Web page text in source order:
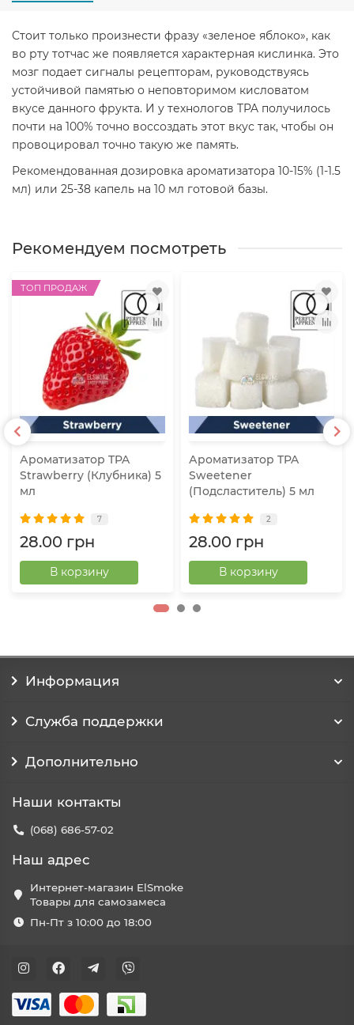
Стоит только произнести фразу «зеленое яблоко», как
во рту тотчас же появляется характерная кислинка. Это
мозг подает сигналы рецепторам, руководствуясь
устойчивой памятью о неповторимом кисловатом
вкусе данного фрукта. И у технологов TPA получилось
почти на 100% точно воссоздать этот вкус так, чтобы он
провоцировал точно такую же память.
Рекомендованная дозировка ароматизатора 10-15% (1-1.5
мл) или 25-38 капель на 10 мл готовой базы.
Рекомендуем посмотреть
ТОП ПРОДАЖ
Ароматизатор TPA
Strawberry (Клубника) 5
мл
7
28.00 грн
В корзину
Ароматизатор TPA
Sweetener
(Подсластитель) 5 мл
2
28.00 грн
В корзину
Информация
Служба поддержки
Дополнительно
Наши контакты
(068) 686-57-02
Наш адрес
Интернет-магазин ElSmoke
Товары для самозамеса
Пн-Пт з 10:00 до 18:00